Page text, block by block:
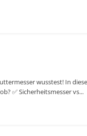
wusstest! In
✅ Sicherheitsmesser vs...